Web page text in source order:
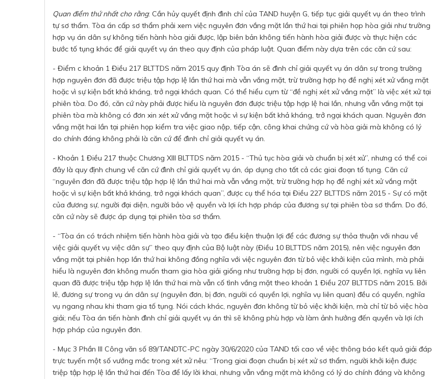
Quan điểm thứ nhất cho rằng: Cần hủy quyết định đình chỉ của TAND huyện G, tiếp tục giải quyết vụ án theo trình
tự sơ thẩm. Tòa án cấp sơ thẩm phải xem việc nguyên đơn vắng mặt lần thứ hai tại phiên họp hòa giải như trường
hợp vụ án dân sự không tiến hành hòa giải được, lập biên bản không tiến hành hòa giải được và thực hiện các
bước tố tụng khác để giải quyết vụ án theo quy định của pháp luật. Quan điểm này dựa trên các căn cứ sau:
- Điểm c khoản 1 Điều 217 BLTTDS năm 2015 quy định Tòa án sẽ đình chỉ giải quyết vụ án dân sự trong trường
hợp nguyên đơn đã được triệu tập hợp lệ lần thứ hai mà vẫn vắng mặt, trừ trường hợp họ đề nghị xét xử vắng mặt
hoặc vì sự kiện bất khả kháng, trở ngại khách quan. Có thể hiểu cụm từ “đề nghị xét xử vắng mặt” là việc xét xử tại
phiên tòa. Do đó, căn cứ này phải được hiểu là nguyên đơn được triệu tập hợp lệ hai lần, nhưng vẫn vắng mặt tại
phiên tòa mà không có đơn xin xét xử vắng mặt hoặc vì sự kiện bất khả kháng, trở ngại khách quan. Nguyên đơn
vắng mặt hai lần tại phiên họp kiểm tra việc giao nộp, tiếp cận, công khai chứng cứ và hòa giải mà không có lý
do chính đáng không phải là căn cứ để đình chỉ giải quyết vụ án.
- Khoản 1 Điều 217 thuộc Chương XIII BLTTDS năm 2015 - “Thủ tục hòa giải và chuẩn bị xét xử”, nhưng có thể coi
đây là quy định chung về căn cứ đình chỉ giải quyết vụ án, áp dụng cho tất cả các giai đoạn tố tụng. Căn cứ
“nguyên đơn đã được triệu tập hợp lệ lần thứ hai mà vẫn vắng mặt, trừ trường hợp họ đề nghị xét xử vắng mặt
hoặc vì sự kiện bất khả kháng, trở ngại khách quan”, được cụ thể hóa tại Điều 227 BLTTDS năm 2015 - Sự có mặt
của đương sự, người đại diện, người bảo vệ quyền và lợi ích hợp pháp của đương sự tại phiên tòa sơ thẩm. Do đó,
căn cứ này sẽ được áp dụng tại phiên tòa sơ thẩm.
- “Tòa án có trách nhiệm tiến hành hòa giải và tạo điều kiện thuận lợi để các đương sự thỏa thuận với nhau về
việc giải quyết vụ việc dân sự” theo quy định của Bộ luật này (Điều 10 BLTTDS năm 2015), nên việc nguyên đơn
vắng mặt tại phiên họp lần thứ hai không đồng nghĩa với việc nguyên đơn từ bỏ việc khởi kiện của mình, mà phải
hiểu là nguyên đơn không muốn tham gia hòa giải giống như trường hợp bị đơn, người có quyền lợi, nghĩa vụ liên
quan đã được triệu tập hợp lệ lần thứ hai mà vẫn cố tình vắng mặt theo khoản 1 Điều 207 BLTTDS năm 2015. Bởi
lẽ, đương sự trong vụ án dân sự (nguyên đơn, bị đơn, người có quyền lợi, nghĩa vụ liên quan) đều có quyền, nghĩa
vụ ngang nhau khi tham gia tố tụng. Nói cách khác, nguyên đơn không từ bỏ việc khởi kiện, mà chỉ từ bỏ việc hòa
giải; nếu Tòa án tiến hành đình chỉ giải quyết vụ án thì sẽ không phù hợp và làm ảnh hưởng đến quyền và lợi ích
hợp pháp của nguyên đơn.
- Mục 3 Phần III Công văn số 89/TANDTC-PC ngày 30/6/2020 của TAND tối cao về việc thông báo kết quả giải đáp
trực tuyến một số vướng mắc trong xét xử nêu: “Trong giai đoạn chuẩn bị xét xử sơ thẩm, người khởi kiện được
triệp tập hợp lệ lần thứ hai đến Tòa để lấy lời khai, nhưng vẫn vắng mặt mà không có lý do chính đáng và không